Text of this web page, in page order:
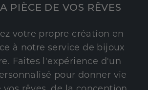
PIÈCE DE VOS RÊVES
votre propre création en
à notre service de bijoux
Faites l'expérience d'un
pour donner vie